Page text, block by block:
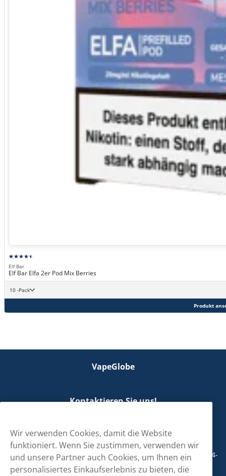
Elf Bar
Elf Bar Elfa 2er Pod Mix Berries
10 -Pack
Produkt
VapeGlobe
Kontaktieren Sie uns!
+498001800890
Mo/Di/Fr: 09-17 Uhr (Pause 12-13) Mi/Do: 10-19 Uhr (Pause 14-
15)
Wir verwenden Cookies, damit die Website
funktioniert. Wenn Sie zustimmen, verwenden wir
und unsere Partner auch Cookies, um Ihnen ein
personalisiertes Einkaufserlebnis zu bieten, die